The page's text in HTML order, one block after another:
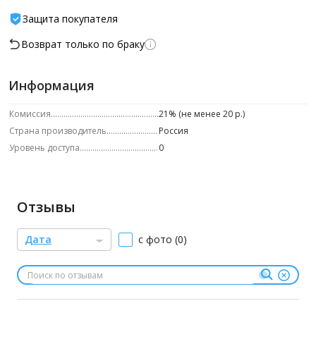
Защита покупателя
Возврат только по браку
Информация
Комиссия
21% (не менее 20 р.)
Страна производитель
Россия
Уровень доступа
0
Отзывы
Дата с фото (0)